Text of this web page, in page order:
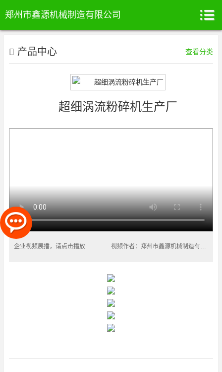
郑州市鑫源机械制造有限公司
产品中心 查看分类
超细涡流粉碎机生产厂
企业视频展播，请点击播放 视频作者：郑州市鑫源机械制造有限公司